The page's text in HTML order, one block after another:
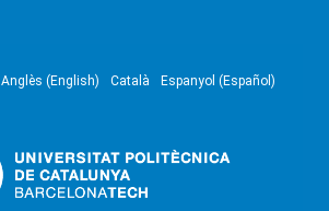
Anglès (English) Català Espanyol (Español)